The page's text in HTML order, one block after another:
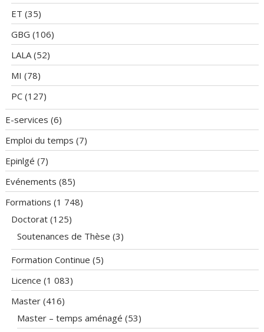
ET (35)
GBG (106)
LALA(52)
MI (78)
PC (127)
E-services (6)
Emploi du temps (7)
Epinlgé (7)
Evénements (85)
Formations (1 748)
Doctorat (125)
Soutenances de Thèse (3)
Formation Continue (5)
Licence (1 083)
Master (416)
Master – temps aménagé (53)